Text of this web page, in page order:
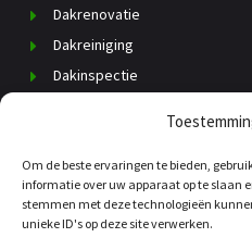
Om de beste ervaringen te bieden,
informatie over uw apparaat op te slaan
stemmen met deze technologieën
unieke ID's op deze site verwerken.
Dakrenovatie
Dakreiniging
Dakinspectie
Daklekkage
Dakisolatie
Dakgoten